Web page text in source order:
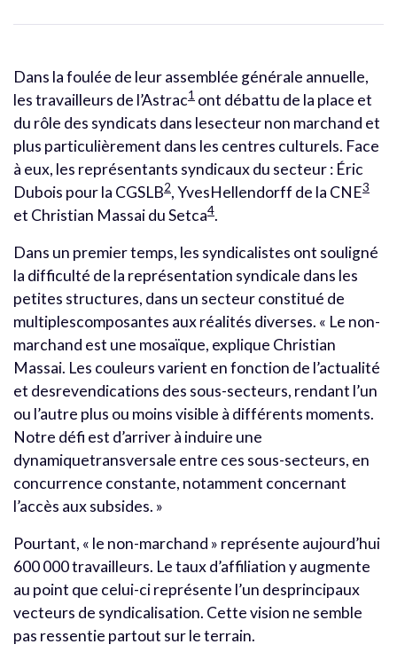
Dans la foulée de leur assemblée générale annuelle,
les travailleurs de l’Astrac1 ont débattu de la place et
du rôle des syndicats dans lesecteur non marchand et
plus particulièrement dans les centres culturels. Face
à eux, les représentants syndicaux du secteur : Éric
Dubois pour la CGSLB2, YvesHellendorff de la CNE3
et Christian Massai du Setca4.
Dans un premier temps, les syndicalistes ont souligné
la difficulté de la représentation syndicale dans les
petites structures, dans un secteur constitué de
multiplescomposantes aux réalités diverses. « Le non-
marchand est une mosaïque, explique Christian
Massai. Les couleurs varient en fonction de l’actualité
et desrevendications des sous-secteurs, rendant l’un
ou l’autre plus ou moins visible à différents moments.
Notre défi est d’arriver à induire une
dynamiquetransversale entre ces sous-secteurs, en
concurrence constante, notamment concernant
l’accès aux subsides. »
Pourtant, « le non-marchand » représente aujourd’hui
600 000 travailleurs. Le taux d’affiliation y augmente
au point que celui-ci représente l’un desprincipaux
vecteurs de syndicalisation. Cette vision ne semble
pas ressentie partout sur le terrain.